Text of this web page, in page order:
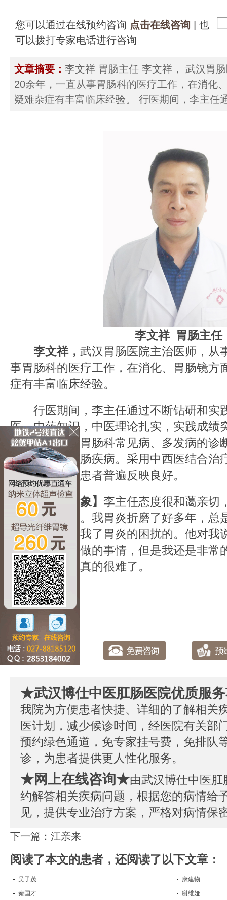
您可以通过在线预约咨询 点击在线咨询 | 也
可以拨打专家电话进行咨询
文章摘要： 李文祥 胃肠主任 李文祥， 武汉胃
20余年，一直从事胃肠科的医疗工作，在消化
疑难杂症有丰富临床经验。 行医期间，李主任
李文祥 胃肠主任
李文祥， 武汉胃肠医院主治医师，从
事胃肠科的医疗工作，在消化、胃肠镜方
症有丰富临床经验。
行医期间，李主任通过不断钻研和实
医、中药知识，中医理论扎实，实践成绩
验、熟练掌握胃肠科常见病、多发病的诊
势治疗各种胃肠疾病。采用中西医结合治
的广泛重视，患者普遍反映良好。
【患者印象】 李主任态度很和蔼亲切
更信赖的医生。我胃炎折磨了好多年，总
任的治疗，让我了胃炎的困扰的。他对我
责，是他应该做的事情，但是我还是非常
到一个好医生真的很难了。
★武汉博仕中医肛肠医院优质服
我院为方便患者快捷、详细的了解相关
医计划，减少候诊时间，经医院有关部
预约绿色通道，免专家挂号费，免排队
诊，为患者提供更人性化服务。
★网上在线咨询★由武汉博仕中医
约解答相关疾病问题，根据您的病情给
见，提供专业治疗方案，严格对病情保
下一篇： 江亲来
阅读了本文的患者，还阅读了以下文章：
吴子茂
康建物
秦国才
谢维娅